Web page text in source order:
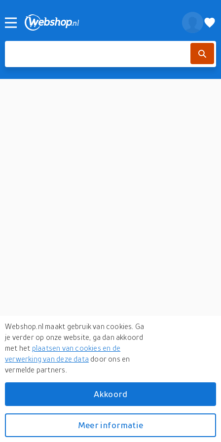
gerelateerde categorieën
Schoenen
Webshop.nl maakt gebruik van cookies. Ga
je verder op onze website, ga dan akkoord
met het plaatsen van cookies en de
verwerking van deze data door ons en
vermelde partners.
Akkoord
Meer informatie